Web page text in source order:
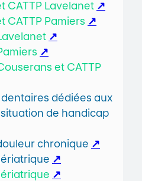
CATTP Lavelanet ↗
CATTP Pamiers ↗
↗
↗
et CATTP
dédiées aux
de handicap
chronique ↗
↗
↗